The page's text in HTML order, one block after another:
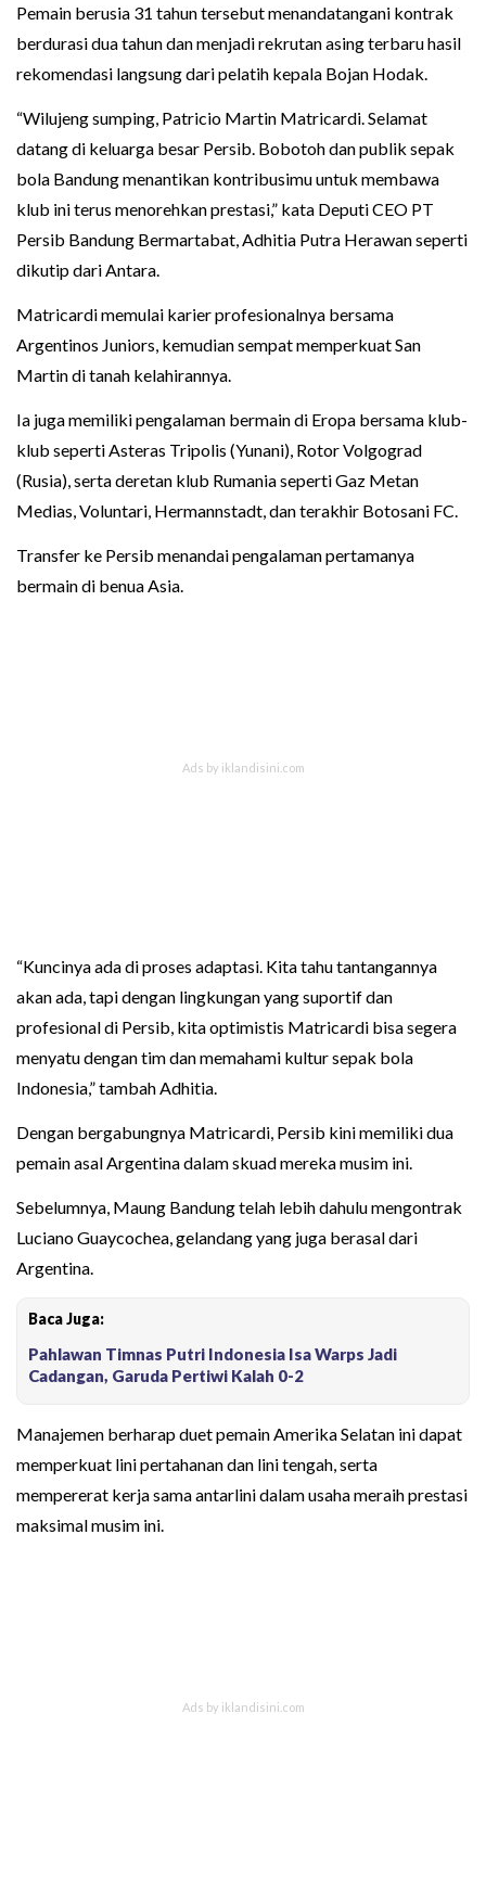
Pemain berusia 31 tahun tersebut menandatangani kontrak
berdurasi dua tahun dan menjadi rekrutan asing terbaru hasil
rekomendasi langsung dari pelatih kepala Bojan Hodak.
“Wilujeng sumping, Patricio Martin Matricardi. Selamat
datang di keluarga besar Persib. Bobotoh dan publik sepak
bola Bandung menantikan kontribusimu untuk membawa
klub ini terus menorehkan prestasi,” kata Deputi CEO PT
Persib Bandung Bermartabat, Adhitia Putra Herawan seperti
dikutip dari Antara.
Matricardi memulai karier profesionalnya bersama
Argentinos Juniors, kemudian sempat memperkuat San
Martin di tanah kelahirannya.
Ia juga memiliki pengalaman bermain di Eropa bersama klub-
klub seperti Asteras Tripolis (Yunani), Rotor Volgograd
(Rusia), serta deretan klub Rumania seperti Gaz Metan
Medias, Voluntari, Hermannstadt, dan terakhir Botosani FC.
Transfer ke Persib menandai pengalaman pertamanya
bermain di benua Asia.
“Kuncinya ada di proses adaptasi. Kita tahu tantangannya
akan ada, tapi dengan lingkungan yang suportif dan
profesional di Persib, kita optimistis Matricardi bisa segera
menyatu dengan tim dan memahami kultur sepak bola
Indonesia,” tambah Adhitia.
Dengan bergabungnya Matricardi, Persib kini memiliki dua
pemain asal Argentina dalam skuad mereka musim ini.
Sebelumnya, Maung Bandung telah lebih dahulu mengontrak
Luciano Guaycochea, gelandang yang juga berasal dari
Argentina.
Baca Juga:
Pahlawan Timnas Putri Indonesia Isa Warps Jadi
Cadangan, Garuda Pertiwi Kalah 0-2
Manajemen berharap duet pemain Amerika Selatan ini dapat
memperkuat lini pertahanan dan lini tengah, serta
mempererat kerja sama antarlini dalam usaha meraih prestasi
maksimal musim ini.